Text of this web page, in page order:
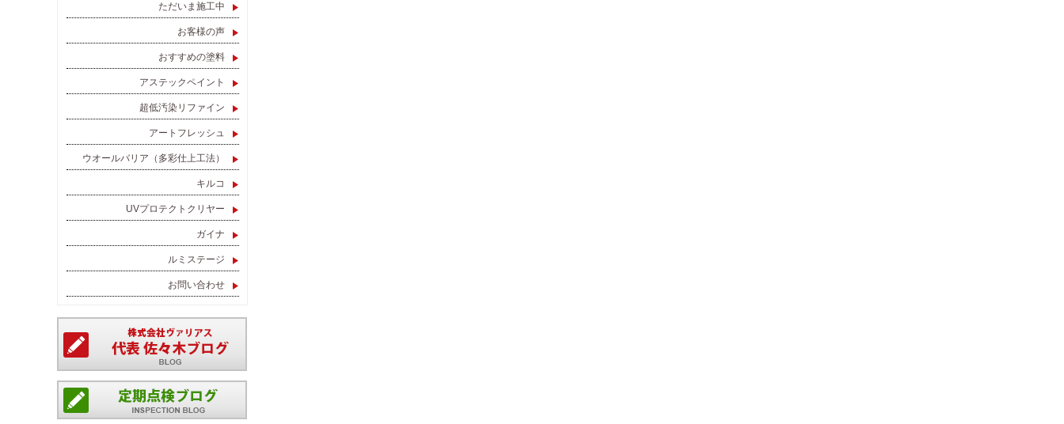
ただいま施工中
お客様の声
おすすめの塗料
アステックペイント
超低汚染リファイン
アートフレッシュ
ウオールバリア（多彩仕上工法）
キルコ
UVプロテクトクリヤー
ガイナ
ルミステージ
お問い合わせ